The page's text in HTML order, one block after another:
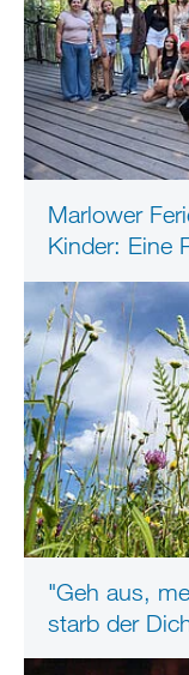
Marlower
Kinder: Eine
"Geh aus,
starb der